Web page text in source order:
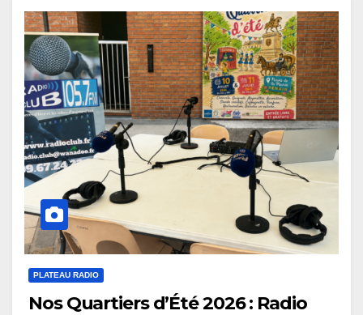
PLATEAU RADIO
Nos Quartiers d’Été 2026 : Radio